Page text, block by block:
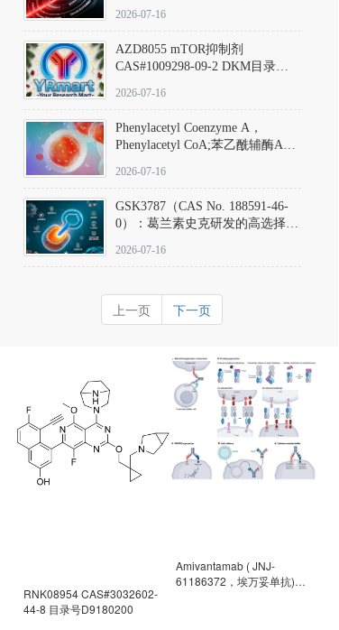
(Elironrasib)CAS#2641998-63-0
2026-07-16
AZD8055 mTOR抑制剂
CAS#1009298-09-2 DKM目录号
激酶抑制剂的深度剖析
2026-07-16
Phenylacetyl Coenzyme A，
Phenylacetyl CoA;苯乙酰辅酶A
2026-07-16
GSK3787（CAS No. 188591-46-
0）：葛兰素史克研发的高选择
抗剂，被广泛视为研究PPARδ核
靶点药理机制的金标准化学探
针。
2026-07-16
上一页 下一页
RNK08954 CAS#3032602-
44-8 目录号D9180200
Amivantamab ( JNJ-
61186372，埃万妥单抗)